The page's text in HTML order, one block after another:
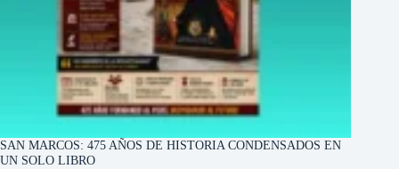
SAN MARCOS: 475 AÑOS DE HISTORIA CONDENSADOS EN
UN SOLO LIBRO